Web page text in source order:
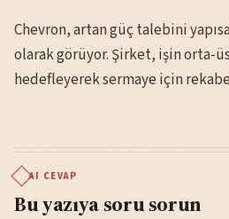
Chevron, artan güç talebini
olarak görüyor. Şirket, işin orta-
hedefleyerek sermaye için
AI CEVAP
Bu yazıya soru sorun